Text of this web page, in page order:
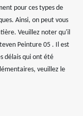
pour ces types de
Ainsi, on peut vous
Veuillez noter qu'il
Peinture 05 . Il est
délais qui ont été
veuillez le